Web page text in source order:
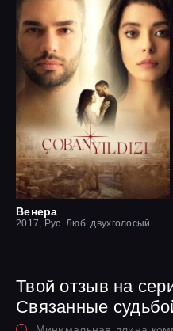
Венера
2017, Рус. Люб. двухголосый
Твой отзыв на
Связанные